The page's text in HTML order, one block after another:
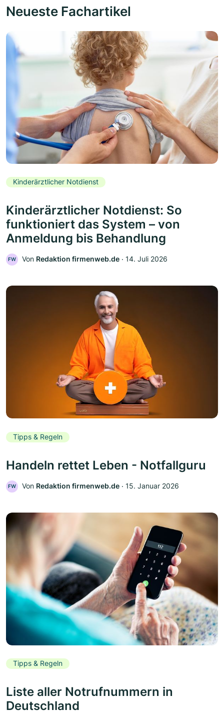
Neueste Fachartikel
Kinderärztlicher Notdienst
Kinderärztlicher Notdienst: So
funktioniert das System – von
Anmeldung bis Behandlung
FW Von Redaktion firmenweb.de ‧ 14. Juli 2026
Tipps & Regeln
Handeln rettet Leben - Notfallguru
FW Von Redaktion firmenweb.de ‧ 15. Januar 2026
Tipps & Regeln
Liste aller Notrufnummern in
Deutschland